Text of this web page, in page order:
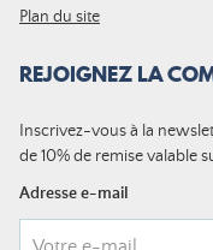
Plan du site
REJOIGNEZ LA
Inscrivez-vous à la
de 10% de remise valable
Adresse e-mail